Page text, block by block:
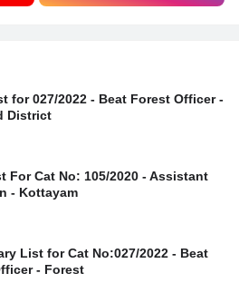
for 027/2022 - Beat Forest Officer -
District
For Cat No: 105/2020 - Assistant
- Kottayam
List for Cat No:027/2022 - Beat
- Forest